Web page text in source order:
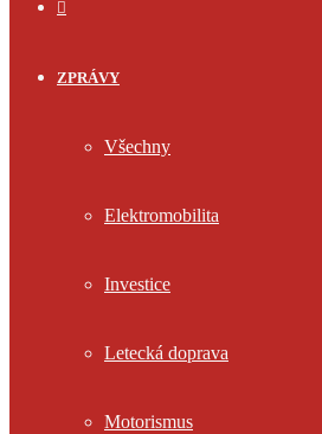
ZPRÁVY
Všechny
Elektromobilita
Investice
Letecká doprava
Motorismus